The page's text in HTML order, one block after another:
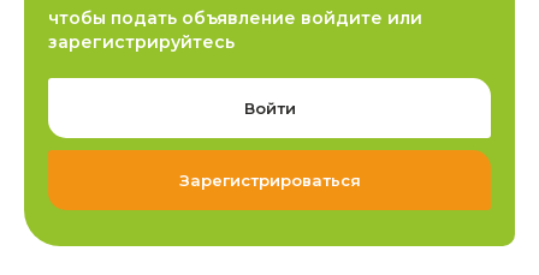
чтобы подать объявление войдите или
зарегистрируйтесь
Войти
Зарегистрироваться